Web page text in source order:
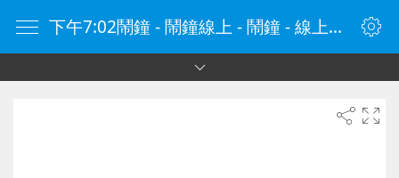
下午7:02鬧鐘 - 鬧鐘線上 - 鬧鐘 - 線上鬧鐘 - 在線鬧鐘 - 鬧鐘在線 - naozhong.tw